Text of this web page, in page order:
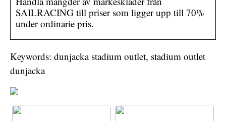
SAILRACING till priser som ligger upp till 70%
under ordinarie pris.
Keywords: dunjacka stadium outlet, stadium outlet
dunjacka